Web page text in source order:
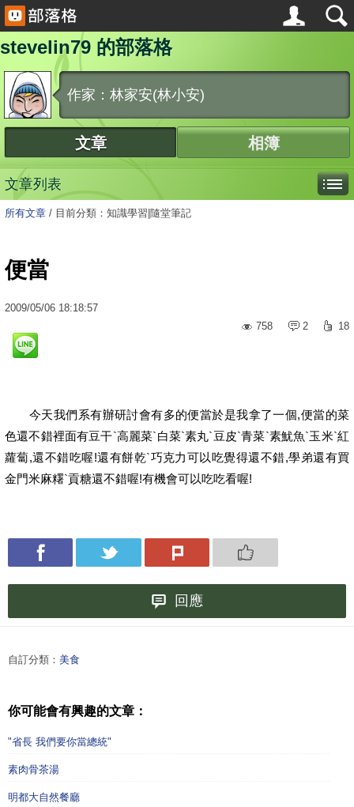
stevelin79 的部落格
作家：林家安(林小安)
文章 相簿
文章列表
所有文章 / 目前分類：知識學習|隨堂筆記
便當
2009/05/06 18:18:57
758
2 18
今天我們系有辦研討會有多的便當於是我拿了一個,便當的菜
色還不錯裡面有豆干`高麗菜`白菜`素丸`豆皮`青菜`素魷魚`玉米`紅
蘿蔔,還不錯吃喔!還有餅乾`巧克力可以吃覺得還不錯,學弟還有買
金門米麻糬`貢糖還不錯喔!有機會可以吃吃看喔!
回應
自訂分類： 美食
你可能會有興趣的文章：
"省長 我們要你當總統"
素肉骨茶湯
明都大自然餐廳